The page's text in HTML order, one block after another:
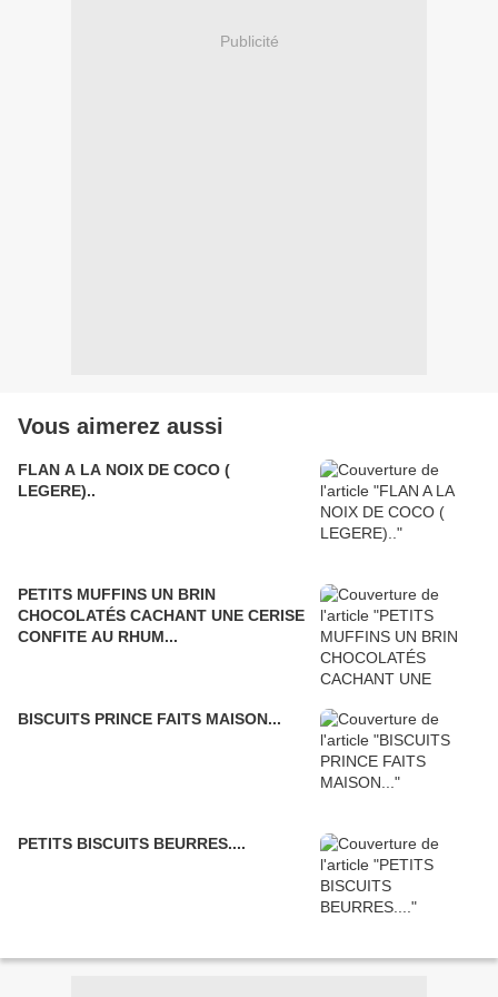
Publicité
Vous aimerez aussi
FLAN A LA NOIX DE COCO (
LEGERE)..
PETITS MUFFINS UN BRIN
CHOCOLATÉS CACHANT UNE CERISE
CONFITE AU RHUM...
BISCUITS PRINCE FAITS MAISON...
PETITS BISCUITS BEURRES....